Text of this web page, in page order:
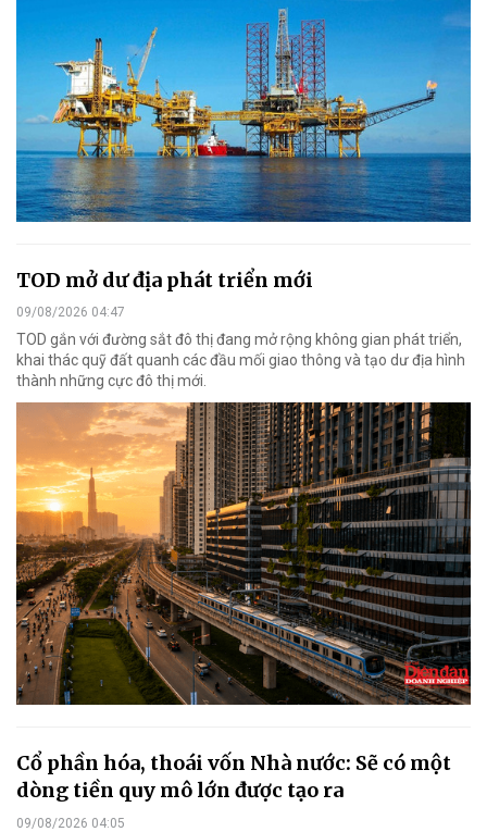
TOD mở dư địa phát triển mới
09/08/2026 04:47
TOD gắn với đường sắt đô thị đang mở rộng không gian phát triển,
khai thác quỹ đất quanh các đầu mối giao thông và tạo dư địa hình
thành những cực đô thị mới.
Cổ phần hóa, thoái vốn Nhà nước: Sẽ có một
dòng tiền quy mô lớn được tạo ra
09/08/2026 04:05